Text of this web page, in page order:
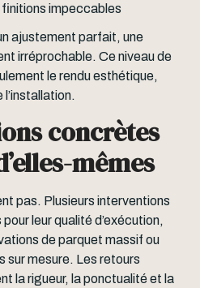
impeccables
ajustement parfait, une
irréprochable. Ce niveau de
le rendu esthétique,
l’installation.
concrètes
mêmes
pas. Plusieurs interventions
leur qualité d’exécution,
de parquet massif ou
sur mesure. Les retours
la rigueur, la ponctualité et la